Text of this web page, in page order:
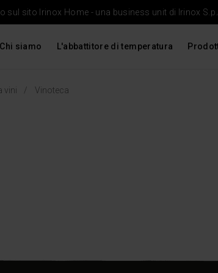
sul sito Irinox Home - una business unit di Irinox
Chi siamo L'abbattitore di temperatura
vini Vinoteca